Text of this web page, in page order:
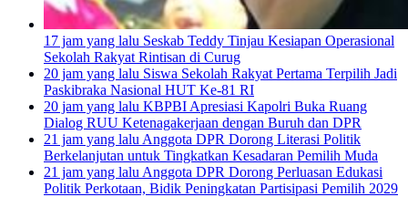
17 jam yang lalu Seskab Teddy Tinjau Kesiapan Operasional
Sekolah Rakyat Rintisan di Curug
20 jam yang lalu Siswa Sekolah Rakyat Pertama Terpilih Jadi
Paskibraka Nasional HUT Ke-81 RI
20 jam yang lalu KBPBI Apresiasi Kapolri Buka Ruang
Dialog RUU Ketenagakerjaan dengan Buruh dan DPR
21 jam yang lalu Anggota DPR Dorong Literasi Politik
Berkelanjutan untuk Tingkatkan Kesadaran Pemilih Muda
21 jam yang lalu Anggota DPR Dorong Perluasan Edukasi
Politik Perkotaan, Bidik Peningkatan Partisipasi Pemilih 2029